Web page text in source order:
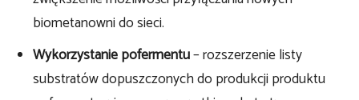
biometanowni do sieci.
Wykorzystanie pofermentu– rozszerzenie listy
substratów dopuszczonych do produkcji produktu